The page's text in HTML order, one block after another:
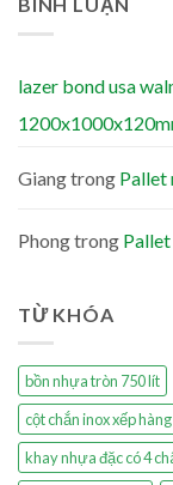
lazer bond usa
Giangtrong Pallet
Phongtrong
TỪ KHÓA
bồn nhựa tròn 750 lít
cột chắn inox xếp hàng
khay nhựa đặc có 4